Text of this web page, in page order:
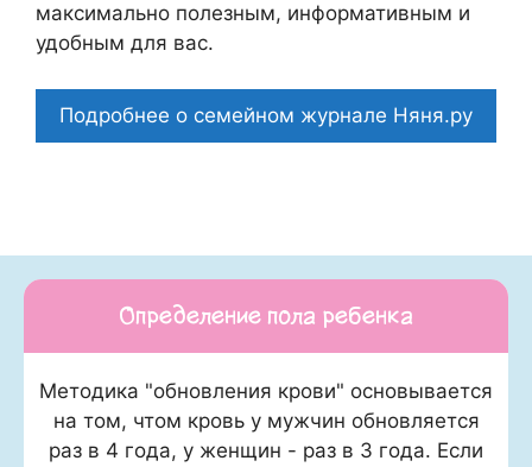
максимально полезным, информативным и
удобным для вас.
Подробнее о семейном журнале Няня.ру
Определение пола ребенка
Методика "обновления крови" основывается
на том, чтом кровь у мужчин обновляется
раз в 4 года, у женщин - раз в 3 года. Если